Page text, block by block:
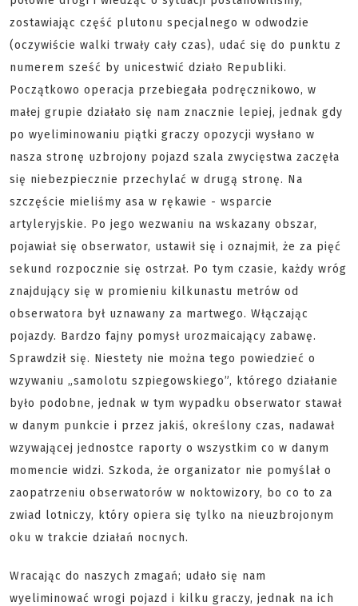
zostawiając część plutonu specjalnego w odwodzie
(oczywiście walki trwały cały czas), udać się do punktu z
numerem sześć by unicestwić działo Republiki.
Początkowo operacja przebiegała podręcznikowo, w
małej grupie działało się nam znacznie lepiej, jednak gdy
po wyeliminowaniu piątki graczy opozycji wysłano w
nasza stronę uzbrojony pojazd szala zwycięstwa zaczęła
się niebezpiecznie przechylać w drugą stronę. Na
szczęście mieliśmy asa w rękawie - wsparcie
artyleryjskie. Po jego wezwaniu na wskazany obszar,
pojawiał się obserwator, ustawił się i oznajmił, że za pięć
sekund rozpocznie się ostrzał. Po tym czasie, każdy wróg
znajdujący się w promieniu kilkunastu metrów od
obserwatora był uznawany za martwego. Włączając
pojazdy. Bardzo fajny pomysł urozmaicający zabawę.
Sprawdził się. Niestety nie można tego powiedzieć o
wzywaniu „samolotu szpiegowskiego”, którego działanie
było podobne, jednak w tym wypadku obserwator stawał
w danym punkcie i przez jakiś, określony czas, nadawał
wzywającej jednostce raporty o wszystkim co w danym
momencie widzi. Szkoda, że organizator nie pomyślał o
zaopatrzeniu obserwatorów w noktowizory, bo co to za
zwiad lotniczy, który opiera się tylko na nieuzbrojonym
oku w trakcie działań nocnych.
Wracając do naszych zmagań; udało się nam
wyeliminować wrogi pojazd i kilku graczy, jednak na ich